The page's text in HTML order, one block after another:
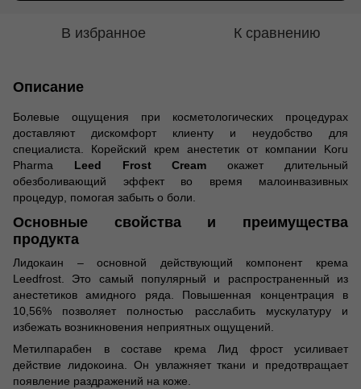
В избранное К сравнению
Описание
Болевые ощущения при косметологических процедурах
доставляют дискомфорт клиенту и неудобство для
специалиста. Корейский крем анестетик от компании Koru
Pharma Leed Frost Cream окажет длительный
обезболивающий эффект во время малоинвазивных
процедур, помогая забыть о боли.
Основные свойства и преимущества
продукта
Лидокаин – основной действующий компонент крема
Leedfrost. Это самый популярный и распространенный из
анестетиков амидного ряда. Повышенная концентрация в
10,56% позволяет полностью расслабить мускулатуру и
избежать возникновения неприятных ощущений.
Метилпарабен в составе крема Лид фрост усиливает
действие лидокоина. Он увлажняет ткани и предотвращает
появление раздражений на коже.